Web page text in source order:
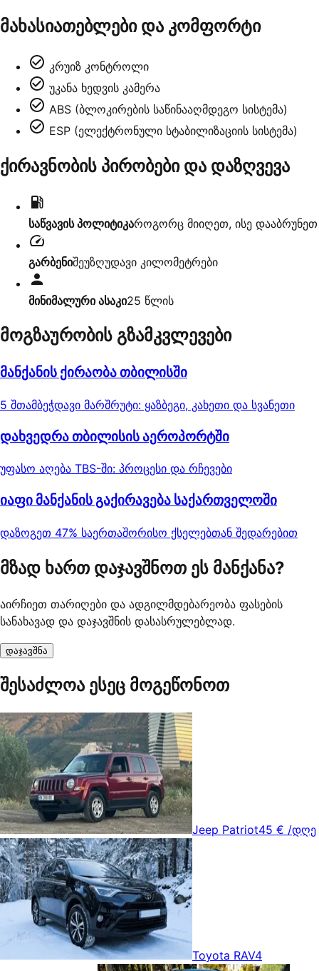
მახასიათებლები და კომფორტი
კრუიზ კონტროლი
უკანა ხედვის კამერა
ABS (ბლოკირების საწინააღმდეგო სისტემა)
ESP (ელექტრონული სტაბილიზაციის სისტემა)
ქირავნობის პირობები და დაზღვევა
საწვავის პოლიტიკაროგორც მიიღეთ, ისე დააბრუნეთ
გარბენიშეუზღუდავი კილომეტრები
მინიმალური ასაკი25 წლის
მოგზაურობის გზამკვლევები
მანქანის ქირაობა თბილისში
5 შთამბეჭდავი მარშრუტი: ყაზბეგი, კახეთი და სვანეთი
დახვედრა თბილისის აეროპორტში
უფასო აღება TBS-ში: პროცესი და რჩევები
იაფი მანქანის გაქირავება საქართველოში
დაზოგეთ 47% საერთაშორისო ქსელებთან შედარებით
მზად ხართ დაჯავშნოთ ეს მანქანა?
აირჩიეთ თარიღები და ადგილმდებარეობა ფასების
სანახავად და დაჯავშნის დასასრულებლად.
დაჯავშნა
შესაძლოა ესეც მოგეწონოთ
Jeep Patriot45 € /დღე
Toyota RAV4